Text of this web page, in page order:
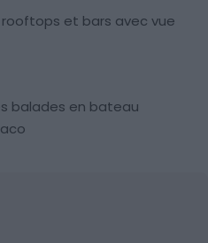
rooftops et bars avec vue
balades en bateau